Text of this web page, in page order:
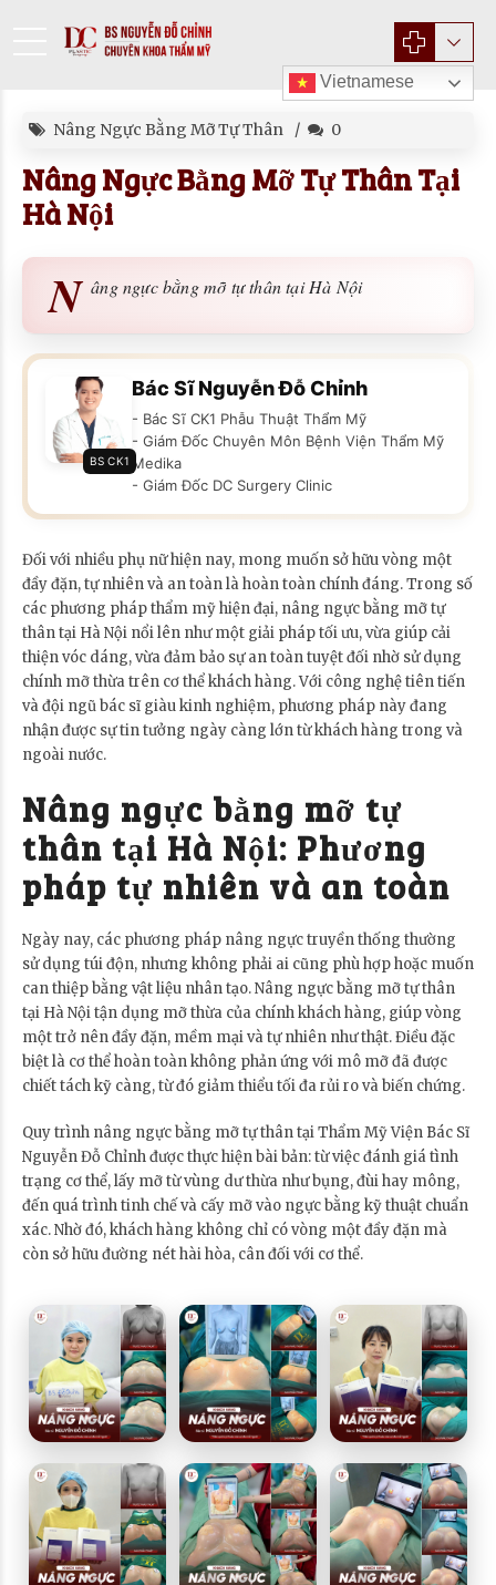
Vietnamese
Nâng Ngực Bằng Mỡ Tự Thân 0
Nâng Ngực Bằng Mỡ Tự Thân Tại
Hà Nội
N âng ngực bằng mỡ tự thân tại Hà Nội
BS CK1
Bác Sĩ Nguyễn Đỗ Chỉnh
- Bác Sĩ CK1 Phẫu Thuật Thẩm Mỹ
- Giám Đốc Chuyên Môn Bệnh Viện Thẩm Mỹ
Medika
- Giám Đốc DC Surgery Clinic
Đối với nhiều phụ nữ hiện nay, mong muốn sở hữu vòng một
đầy đặn, tự nhiên và an toàn là hoàn toàn chính đáng. Trong số
các phương pháp thẩm mỹ hiện đại, nâng ngực bằng mỡ tự
thân tại Hà Nội nổi lên như một giải pháp tối ưu, vừa giúp cải
thiện vóc dáng, vừa đảm bảo sự an toàn tuyệt đối nhờ sử dụng
chính mỡ thừa trên cơ thể khách hàng. Với công nghệ tiên tiến
và đội ngũ bác sĩ giàu kinh nghiệm, phương pháp này đang
nhận được sự tin tưởng ngày càng lớn từ khách hàng trong và
ngoài nước.
Nâng ngực bằng mỡ tự
thân tại Hà Nội: Phương
pháp tự nhiên và an toàn
Ngày nay, các phương pháp nâng ngực truyền thống thường
sử dụng túi độn, nhưng không phải ai cũng phù hợp hoặc muốn
can thiệp bằng vật liệu nhân tạo. Nâng ngực bằng mỡ tự thân
tại Hà Nội tận dụng mỡ thừa của chính khách hàng, giúp vòng
một trở nên đầy đặn, mềm mại và tự nhiên như thật. Điều đặc
biệt là cơ thể hoàn toàn không phản ứng với mô mỡ đã được
chiết tách kỹ càng, từ đó giảm thiểu tối đa rủi ro và biến chứng.
Quy trình nâng ngực bằng mỡ tự thân tại Thẩm Mỹ Viện Bác Sĩ
Nguyễn Đỗ Chỉnh được thực hiện bài bản: từ việc đánh giá tình
trạng cơ thể, lấy mỡ từ vùng dư thừa như bụng, đùi hay mông,
đến quá trình tinh chế và cấy mỡ vào ngực bằng kỹ thuật chuẩn
xác. Nhờ đó, khách hàng không chỉ có vòng một đầy đặn mà
còn sở hữu đường nét hài hòa, cân đối với cơ thể.